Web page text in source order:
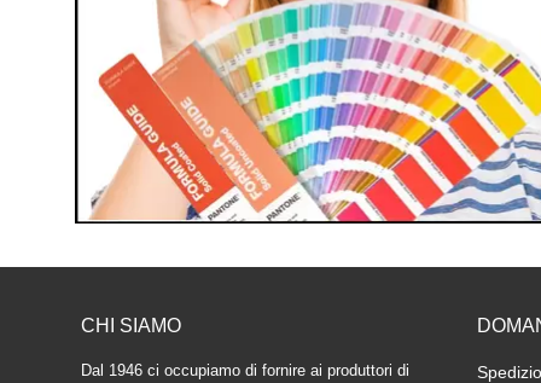
CHI SIAMO
Dal 1946 ci occupiamo di fornire ai produttori di